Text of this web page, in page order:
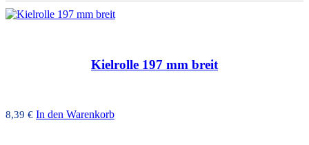
Kielrolle 197 mm breit
8,39 € In den Warenkorb